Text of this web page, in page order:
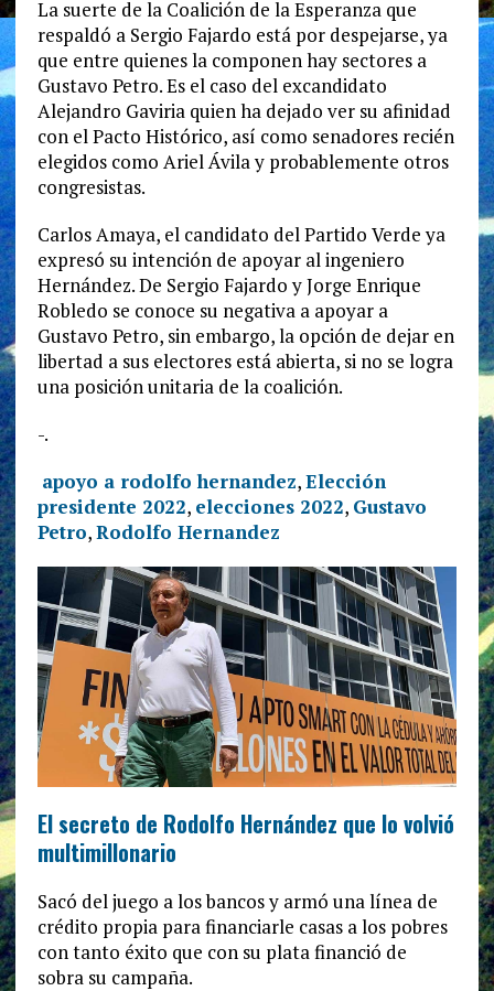
La suerte de la Coalición de la Esperanza que
respaldó a Sergio Fajardo está por despejarse, ya
que entre quienes la componen hay sectores a
Gustavo Petro. Es el caso del excandidato
Alejandro Gaviria quien ha dejado ver su afinidad
con el Pacto Histórico, así como senadores recién
elegidos como Ariel Ávila y probablemente otros
congresistas.
Carlos Amaya, el candidato del Partido Verde ya
expresó su intención de apoyar al ingeniero
Hernández. De Sergio Fajardo y Jorge Enrique
Robledo se conoce su negativa a apoyar a
Gustavo Petro, sin embargo, la opción de dejar en
libertad a sus electores está abierta, si no se logra
una posición unitaria de la coalición.
-.
apoyo a rodolfo hernandez,Elección
presidente 2022, elecciones 2022, Gustavo
Petro,Rodolfo Hernandez
El secreto de Rodolfo Hernández que lo volvió
multimillonario
Sacó del juego a los bancos y armó una línea de
crédito propia para financiarle casas a los pobres
con tanto éxito que con su plata financió de
sobra su campaña.